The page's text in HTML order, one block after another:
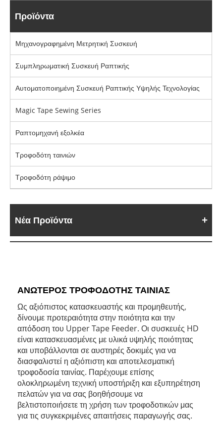
Προϊόντα
Μηχανογραφημένη Μετρητική Συσκευή
Συμπληρωματική Συσκευή Ραπτικής
Αυτοματοποιημένη Συσκευή Ραπτικής Υψηλής Τεχνολογίας
Magic Tape Sewing Series
Ραπτομηχανή εξολκέα
Τροφοδότη ταινιών
Τροφοδότη ράψιμο
Νέα Προϊόντα
ΑΝΩΤΕΡΟΣ ΤΡΟΦΟΔΟΤΗΣ ΤΑΙΝΙΑΣ
Ως αξιόπιστος κατασκευαστής και προμηθευτής,
δίνουμε προτεραιότητα στην ποιότητα και την
απόδοση του Upper Tape Feeder. Οι συσκευές HD
είναι κατασκευασμένες με υλικά υψηλής ποιότητας
και υποβάλλονται σε αυστηρές δοκιμές για να
διασφαλιστεί η αξιόπιστη και αποτελεσματική
τροφοδοσία ταινίας. Παρέχουμε επίσης
ολοκληρωμένη τεχνική υποστήριξη και εξυπηρέτηση
πελατών για να σας βοηθήσουμε να
βελτιστοποιήσετε τη χρήση των τροφοδοτικών μας
για τις συγκεκριμένες απαιτήσεις παραγωγής σας.